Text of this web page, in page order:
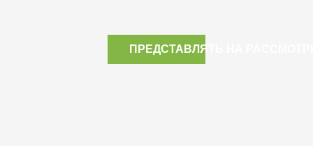
ПРЕДСТАВЛЯТЬ НА